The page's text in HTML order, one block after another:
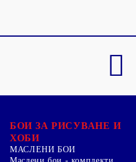
БОИ ЗА РИСУВАНЕ И
ХОБИ
МАСЛЕНИ БОИ